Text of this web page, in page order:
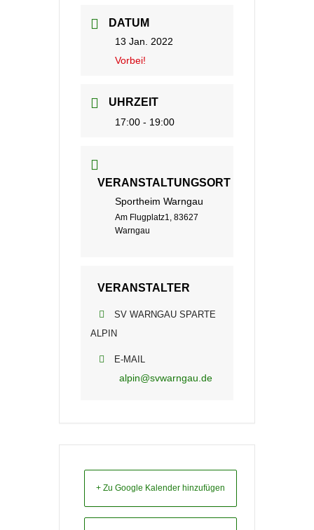
DATUM
13 Jan. 2022
Vorbei!
UHRZEIT
17:00 - 19:00
VERANSTALTUNGSORT
Sportheim Warngau
Am Flugplatz1, 83627
Warngau
VERANSTALTER
SV WARNGAU SPARTE
ALPIN
E-MAIL
alpin@svwarngau.de
+ Zu Google Kalender hinzufügen